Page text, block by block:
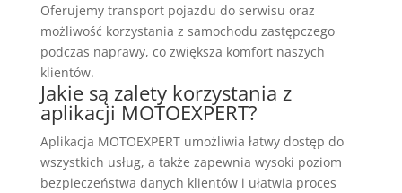
Oferujemy transport pojazdu do serwisu oraz
możliwość korzystania z samochodu zastępczego
podczas naprawy, co zwiększa komfort naszych
klientów.
Jakie są zalety korzystania z
aplikacji MOTOEXPERT?
Aplikacja MOTOEXPERT umożliwia łatwy dostęp do
wszystkich usług, a także zapewnia wysoki poziom
bezpieczeństwa danych klientów i ułatwia proces